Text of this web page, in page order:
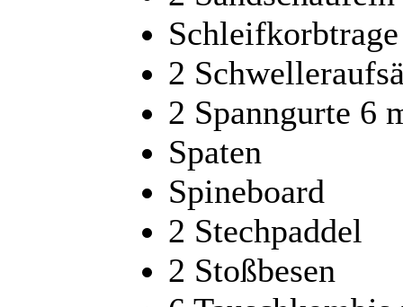
2
2 Spanngurte 6
Spaten
Spineboard
2 Stechpaddel
2 Stoßbesen